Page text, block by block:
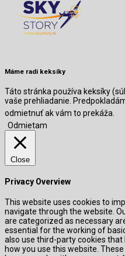
Máme radi keksíky
Táto stránka používa keksíky
vaše prehliadanie.
odmietnuť ak vám to prekáža.
Odmietam
Close
Privacy Overview
This website uses cookies to
navigate through the website.
are categorized as necessary
essential for the working of
also use third-party cookies
how you use this website.